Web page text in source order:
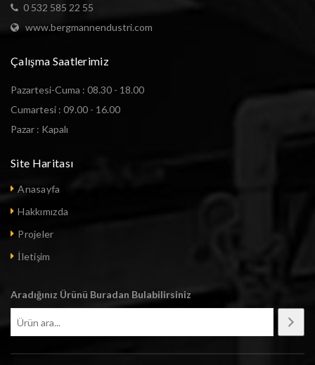
0 532 585 22 55
www.bergmannendustri.com
Çalışma Saatlerimiz
Pazartesi-Cuma : 08.30 - 18.00
Cumartesi : 09.00 - 16.00
Pazar : Kapalı
Site Haritası
Anasayfa
Hakkımızda
Projeler
İletişim
Aradığınız Ürünü Buradan Bulabilirsiniz